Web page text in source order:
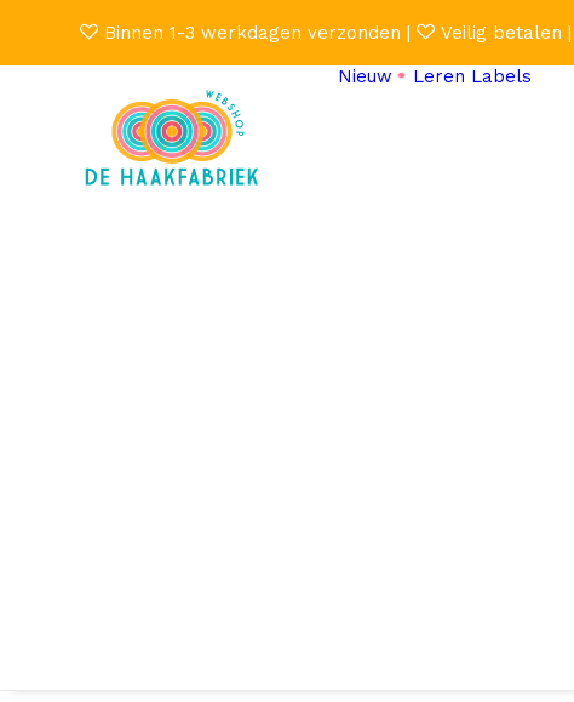
Binnen 1-3 werkdagen verzonden | Veilig betalen |
Nieuw
Leren Labels